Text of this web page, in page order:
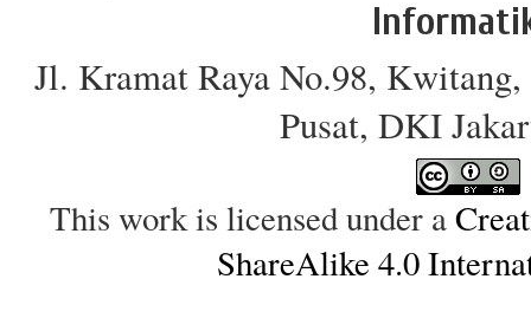
Jl. Kramat Raya No.98,
Pusat, DKI
This work is licensed under a
ShareAlike 4.0